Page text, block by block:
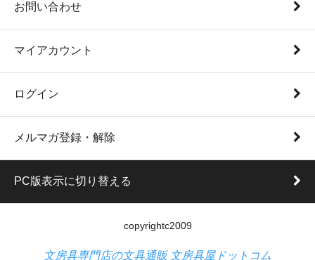
お問い合わせ
マイアカウント
ログイン
メルマガ登録・解除
PC版表示に切り替える
copyrightc2009
文房具専門店の文具通販 文房具屋ドットコム